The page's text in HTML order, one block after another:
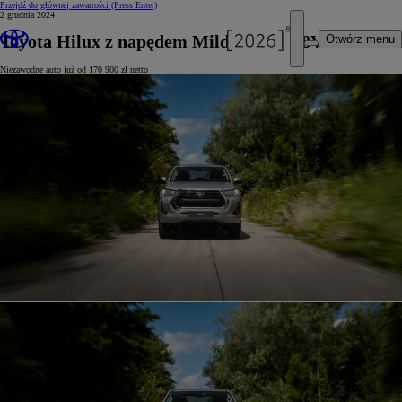
Przejdź do głównej zawartości (Press Enter)
Otwórz menu
2 grudnia 2024
Toyota Hilux z napędem Mild-hybrid 48V
Niezawodne auto już od 170 900 zł netto